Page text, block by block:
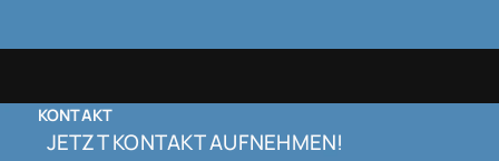
KONTAKT
JETZT KONTAKT AUFNEHMEN!